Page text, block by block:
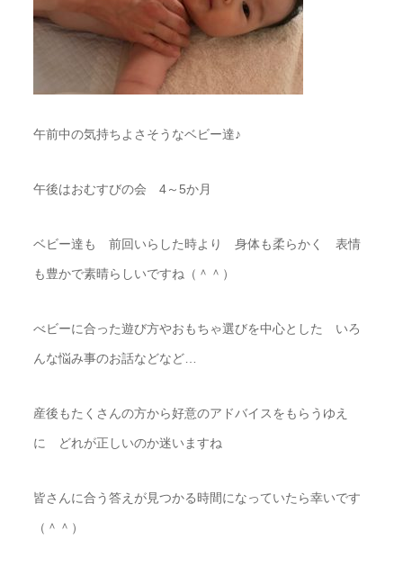
午前中の気持ちよさそうなベビー達♪
午後はおむすびの会 4～5か月
ベビー達も 前回いらした時より 身体も柔らかく 表情
も豊かで素晴らしいですね（＾＾）
べビーに合った遊び方やおもちゃ選びを中心とした いろ
んな悩み事のお話などなど…
産後もたくさんの方から好意のアドバイスをもらうゆえ
に どれが正しいのか迷いますね
皆さんに合う答えが見つかる時間になっていたら幸いです
（＾＾）